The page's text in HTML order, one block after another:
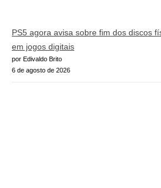
PS5 agora avisa sobre fim dos discos
em jogos digitais
por Edivaldo Brito
6 de agosto de 2026